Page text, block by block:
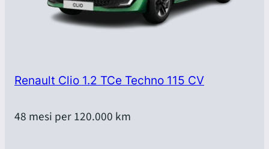
Renault Clio 1.2 TCe Techno 115 CV
48 mesi per 120.000 km